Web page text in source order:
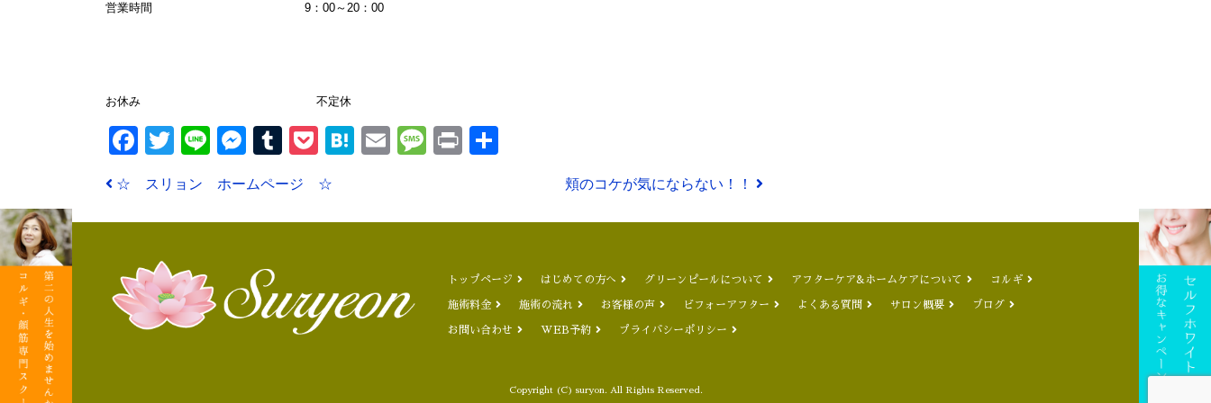
営業時間 9：00～20：00
お休み 不定休
Facebook
TwitterLineMessenger
Tumblr
Pocket
Hatena
EmailMessage
Print
投稿ナビゲーション
☆ スリョン ホームページ ☆ 頬のコケが気にならない！！
トップページ はじめての方へ グリーンピールについて アフターケア&ホームケアについて コルギ
施術料金 施術の流れ お客様の声 ビフォーアフター よくある質問 サロン概要 ブログ
お問い合わせ WEB予約 プライバシーポリシー
Copyright (C) suryon. All Rights Reserved.